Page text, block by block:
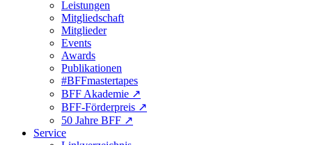
Leistungen
Mitgliedschaft
Mitglieder
Events
Awards
Publikationen
#BFFmastertapes
BFF Akademie ↗︎
BFF-Förderpreis ↗︎
50 Jahre BFF ↗︎
Service